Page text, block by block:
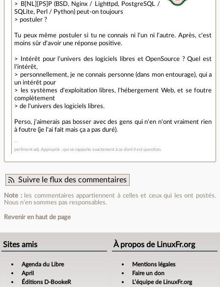
> B[NL][PS]P (BSD, Nginx / Lighttpd, PostgreSQL /
SQLite, Perl / Python) peut-on toujours
> postuler ?
Tu peux même postuler si tu ne connais ni l'un ni l'autre. Après, c'est
moins sûr d'avoir une réponse positive.
> Intérêt pour l’univers des logiciels libres et OpenSource ? Quel est
l'intérêt,
> personnellement, je ne connais personne (dans mon entourage), qui a
un intérêt pour
> les systèmes d'exploitation libres, l'hébergement Web, et se foutre
complètement
> de l'univers des logiciels libres.
Perso, j'aimerais pas bosser avec des gens qui n'en n'ont vraiment rien
à foutre (je l'ai fait mais ça a pas duré).
pertinent adj. Approprié : qui se rapporte exactement à ce dont il est question.
Suivre le flux des commentaires
Note :les commentaires appartiennent à celles et ceux qui les ont postés.
Nous n’en sommes pas responsables.
Revenir en haut de page
Sites amis
Agenda du Libre
April
Éditions D-BookeR
À propos de LinuxFr.org
Mentions légales
Faire un don
L’équipe de LinuxFr.org